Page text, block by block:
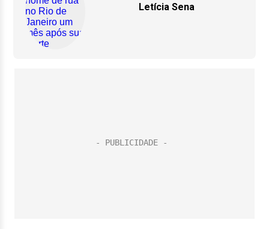
Letícia Sena